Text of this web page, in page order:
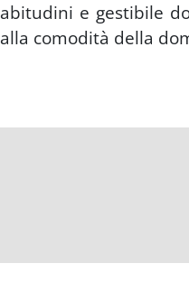
abitudini e gestibile
alla comodità della